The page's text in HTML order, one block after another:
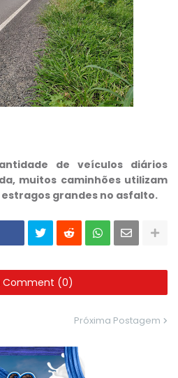
de veículos diários
muitos caminhões utilizam
grandes no asfalto.
Comment (0)
Próxima Postagem